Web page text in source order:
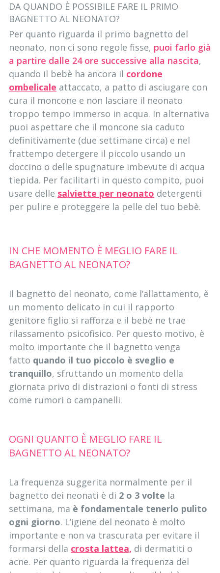
DA QUANDO È POSSIBILE FARE IL PRIMO
BAGNETTO AL NEONATO?
Per quanto riguarda il primo bagnetto del
neonato, non ci sono regole fisse, puoi farlo già
a partire dalle 24 ore successive alla nascita,
quando il bebè ha ancora il cordone
ombelicale attaccato, a patto di asciugare con
cura il moncone e non lasciare il neonato
troppo tempo immerso in acqua. In alternativa
puoi aspettare che il moncone sia caduto
definitivamente (due settimane circa) e nel
frattempo detergere il piccolo usando un
doccino o delle spugnature imbevute di acqua
tiepida. Per facilitarti in questo compito, puoi
usare delle salviette per neonato detergenti
per pulire e proteggere la pelle del tuo bebè.
IN CHE MOMENTO È MEGLIO FARE IL
BAGNETTO AL NEONATO?
Il bagnetto del neonato, come l’allattamento, è
un momento delicato in cui il rapporto
genitore figlio si rafforza e il bebè ne trae
rilassamento psicofisico. Per questo motivo, è
molto importante che il bagnetto venga
fatto quando il tuo piccolo è sveglio e
tranquillo, sfruttando un momento della
giornata privo di distrazioni o fonti di stress
come rumori o campanelli.
OGNI QUANTO È MEGLIO FARE IL
BAGNETTO AL NEONATO?
La frequenza suggerita normalmente per il
bagnetto dei neonati è di 2 o 3 volte la
settimana, ma è fondamentale tenerlo pulito
ogni giorno. L’igiene del neonato è molto
importante e non va trascurata per evitare il
formarsi della crosta lattea, di dermatiti o
acne. Per quanto riguarda la frequenza del